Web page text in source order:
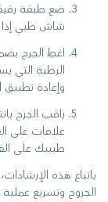
ضع طبقة
شاش طبي إذا
اغطِ الجرح
الرطبة التي
وإعادة
راقب الجرح
علامات على
طبيبك على
باتباع هذه
الجروح وتسريع